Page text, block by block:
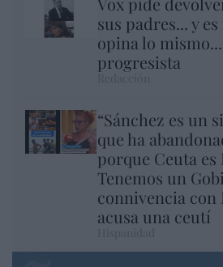
sus padres... y
opina lo mismo...
progresista
“Sánchez es un
que ha
porque Ceuta es
Tenemos un
connivencia con
acusa una ceutí